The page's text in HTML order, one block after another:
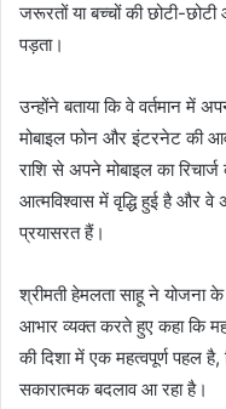
जरूरतों या बच्चों की छोटी-
पड़ता।
उन्होंने बताया कि वे वर्तमान में
मोबाइल फोन और इंटरनेट की
राशि से अपने मोबाइल का
आत्मविश्वास में वृद्धि हुई है और
प्रयासरत हैं।
श्रीमती हेमलता साहू ने योजना
आभार व्यक्त करते हुए कहा कि
की दिशा में एक महत्वपूर्ण
सकारात्मक बदलाव आ रहा है।